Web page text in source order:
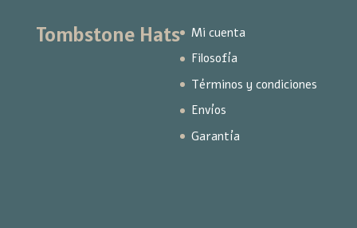
Tombstone Hats
Mi cuenta
Filosofía
Términos y condiciones
Envíos
Garantía